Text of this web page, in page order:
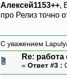
Алексей1153++,
про Релиз точно
С уважением
Re: работа
« Ответ #3 :